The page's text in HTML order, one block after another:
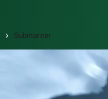
Submariner